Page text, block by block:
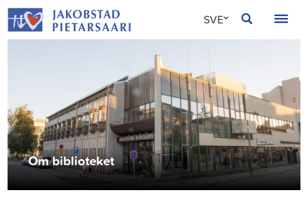
Hoppa
till
innehållet
SVE
FIN
ENG
Om biblioteket